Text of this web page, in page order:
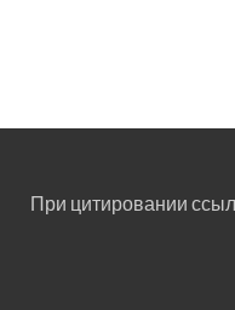
При цитировании